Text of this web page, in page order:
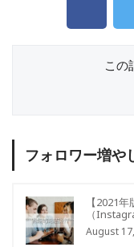
この
フォロワー増や
【2021
（
August